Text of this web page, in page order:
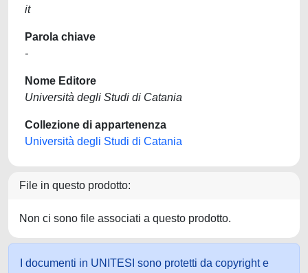
it
Parola chiave
-
Nome Editore
Università degli Studi di Catania
Collezione di appartenenza
Università degli Studi di Catania
File in questo prodotto:
Non ci sono file associati a questo prodotto.
I documenti in UNITESI sono protetti da copyright e